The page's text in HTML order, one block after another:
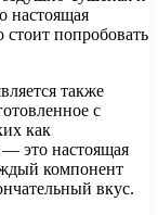
настоящая
стоит попробовать
также
с
как
это настоящая
компонент
вкус.